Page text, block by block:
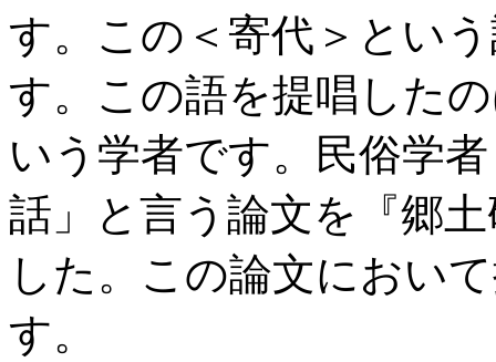
す。この＜寄代＞とい
す。この語を提唱した
いう学者です。民俗学
話」と言う論文を『郷
した。この論文におい
す。